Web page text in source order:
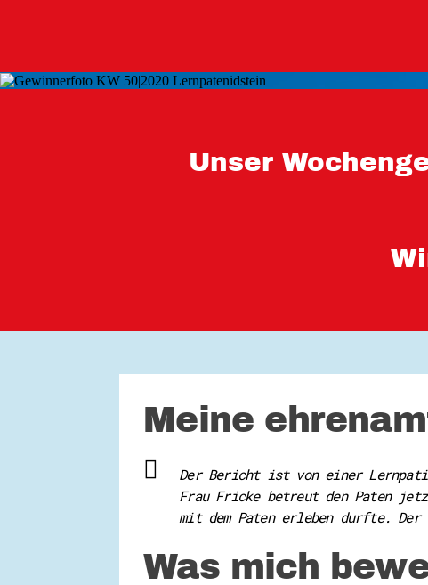
Unser
Meine
Der Bericht ist von einer
Frau Fricke betreut den Paten
mit dem Paten erleben durfte.
Was mich